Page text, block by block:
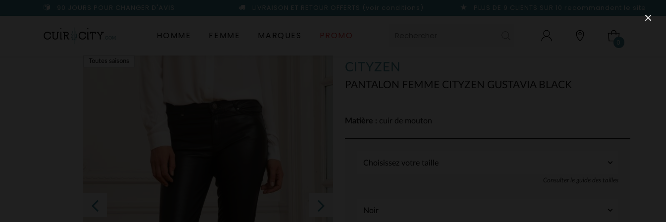
90 JOURS POUR CHANGER D'AVIS LIVRAISON ET RETOUR OFFERTS (voir conditions) PLUS DE 9 CLIENTS SUR 10 recommandent le site
HOMME FEMME MARQUES PROMO
0
CITYZEN
PANTALON FEMME CITYZEN GUSTAVIA BLACK
Toutes saisons
Matière : cuir de mouton
Consulter le guide des tailles